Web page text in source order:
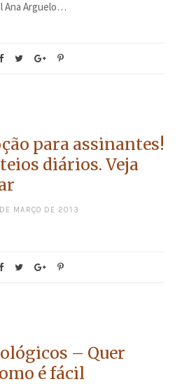
Ana Arguelo…
para assinantes!
diários. Veja
MARÇO DE 2013
– Quer
é fácil